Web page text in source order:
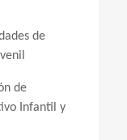
de
de
Infantil y